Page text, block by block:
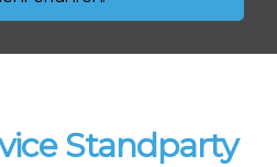
Standparty